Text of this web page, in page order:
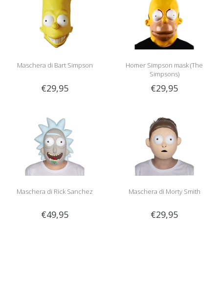
Maschera di Bart Simpson
€29,95
Homer Simpson mask (The
Simpsons)
€29,95
Maschera di Rick Sanchez
€49,95
Maschera di Morty Smith
€29,95